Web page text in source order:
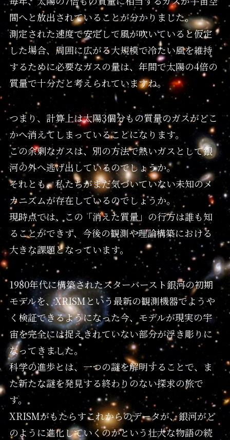
間へと放出されていることが分かりました。
測定された速度で安定して風が吹いていると仮定
した場合、周囲に広がる大規模で冷たい風を維持
するために必要なガスの量は、年間で太陽の4倍の
質量で十分だと考えられていますね。
つまり、計算上は太陽3個分もの質量のガスがどこ
かへ消えてしまっていることになります。
この余剰なガスは、別の方法で熱いガスとして銀
河の外へ逃げ出しているのでしょうか。
それとも、私たちがまだ気づいていない未知のメ
カニズムが存在しているのでしょうか。
現時点では、この「消えた質量」の行方は誰も知
ることができず、今後の観測や理論構築における
大きな課題となっています。
1980年代に構築されたスターバースト銀河の初期
モデルを、XRISMという最新の観測機器でようや
く検証できるようになった今、モデルが現実の宇
宙を完全には捉えきれていない部分が浮き彫りに
なってきました。
科学の進歩とは、一つの謎を解明することで、ま
た新たな謎を発見する終わりのない探求の旅で
す。
XRISMがもたらすこれからのデータが、銀河がど
のように進化していくのかという壮大な物語の続